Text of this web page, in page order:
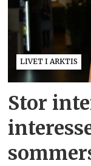
LIVET I ARKTIS
Stor